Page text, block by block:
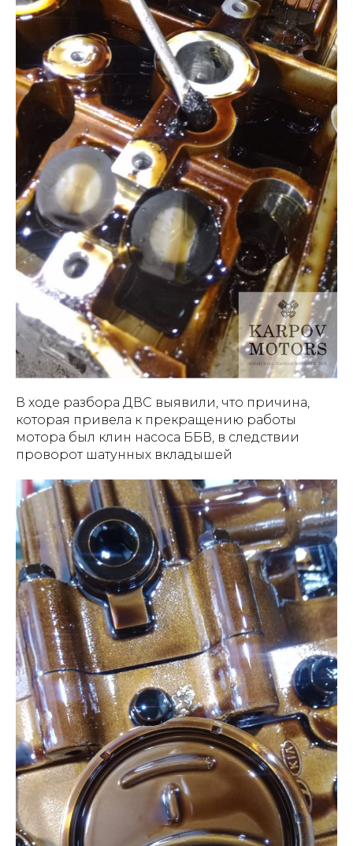
В ходе разбора ДВС выявили, что причина,
которая привела к прекращению работы
мотора был клин насоса ББВ, в следствии
проворот шатунных вкладышей